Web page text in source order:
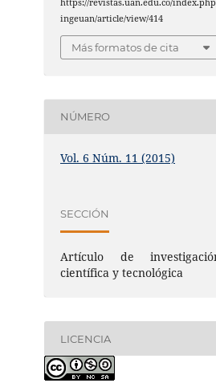
https://revistas.uan.edu.co/
ingeuan/article/view/414
Más formatos de cita
NÚMERO
Vol. 6 Núm. 11 (2015)
SECCIÓN
Artículo de
científica y tecnológica
LICENCIA